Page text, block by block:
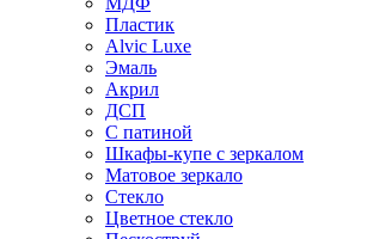
Пластик
Alvic Luxe
Эмаль
Акрил
ДСП
С патиной
Шкафы-купе с зеркалом
Матовое зеркало
Стекло
Цветное стекло